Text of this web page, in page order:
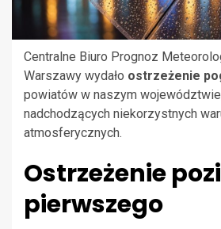
Centralne Biuro Prognoz
Warszawy wydało ostrzeżenie
powiatów w naszym
nadchodzących niekorzystnych
atmosferycznych.
Ostrzeżenie
pierwszego